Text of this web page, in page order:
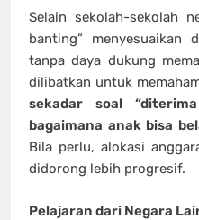
Selain sekolah-sekolah
banting” menyesuaikan
tanpa daya dukung
dilibatkan untuk
sekadar soal
bagaimana anak bisa
Bila perlu, alokasi
didorong lebih progresif.
Pelajaran dari Negara